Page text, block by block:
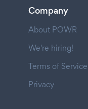
Company
About POWR
We're hiring!
Terms of Service
Privacy